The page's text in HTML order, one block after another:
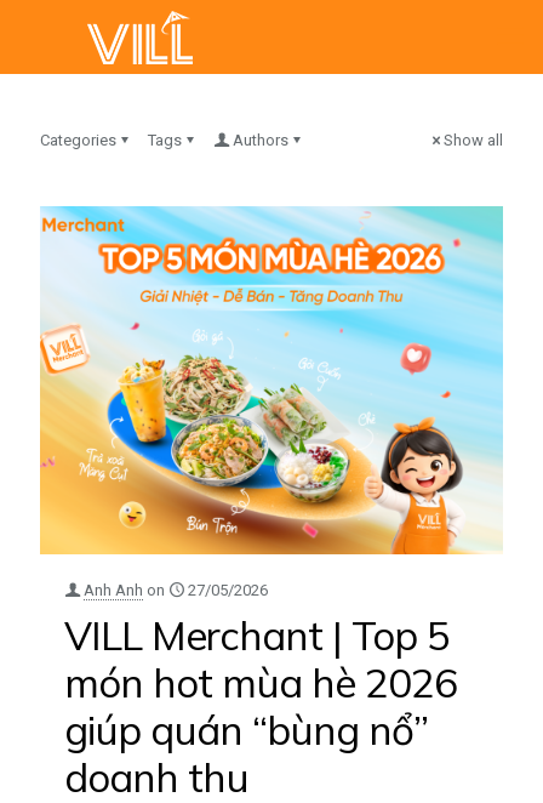
Categories Tags Authors Show all
Anh Anh on 27/05/2026
VILL Merchant | Top 5
món hot mùa hè 2026
giúp quán “bùng nổ”
doanh thu